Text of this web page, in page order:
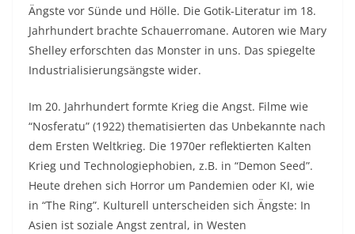
Ängste vor Sünde und Hölle. Die Gotik-Literatur im 18.
Jahrhundert brachte Schauerromane. Autoren wie Mary
Shelley erforschten das Monster in uns. Das spiegelte
Industrialisierungsängste wider.​
Im 20. Jahrhundert formte Krieg die Angst. Filme wie
“Nosferatu” (1922) thematisierten das Unbekannte nach
dem Ersten Weltkrieg. Die 1970er reflektierten Kalten
Krieg und Technologiephobien, z.B. in “Demon Seed”.
Heute drehen sich Horror um Pandemien oder KI, wie
in “The Ring”. Kulturell unterscheiden sich Ängste: In
Asien ist soziale Angst zentral, in Westen